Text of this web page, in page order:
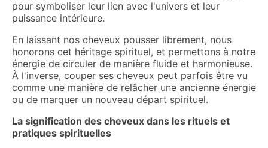
pour symboliser leur lien avec l'univers et leur
puissance intérieure.
En laissant nos cheveux pousser librement, nous
honorons cet héritage spirituel, et permettons à notre
énergie de circuler de manière fluide et harmonieuse.
À l'inverse, couper ses cheveux peut parfois être vu
comme une manière de relâcher une ancienne énergie
ou de marquer un nouveau départ spirituel.
La signification des cheveux dans les rituels et
pratiques spirituelles